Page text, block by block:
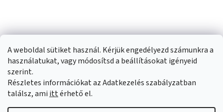
A weboldal sütiket használ. Kérjük engedélyezd számunkra a
használatukat, vagy módosítsd a beállításokat igényeid
szerint.
Részletes információkat az Adatkezelés szabályzatban
találsz, ami ittérhető el.
Shoptet készítette